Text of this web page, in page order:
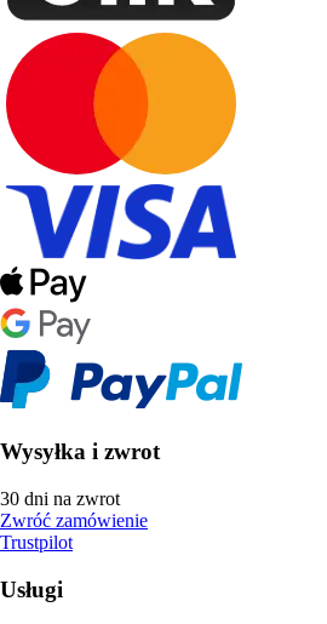
Wysyłka i zwrot
30 dni na zwrot
Zwróć zamówienie
Trustpilot
Usługi